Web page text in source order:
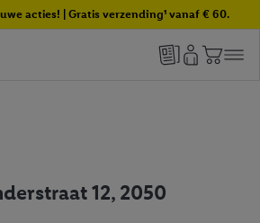
acties! | Gratis verzending¹ vanaf € 60.
12, 2050